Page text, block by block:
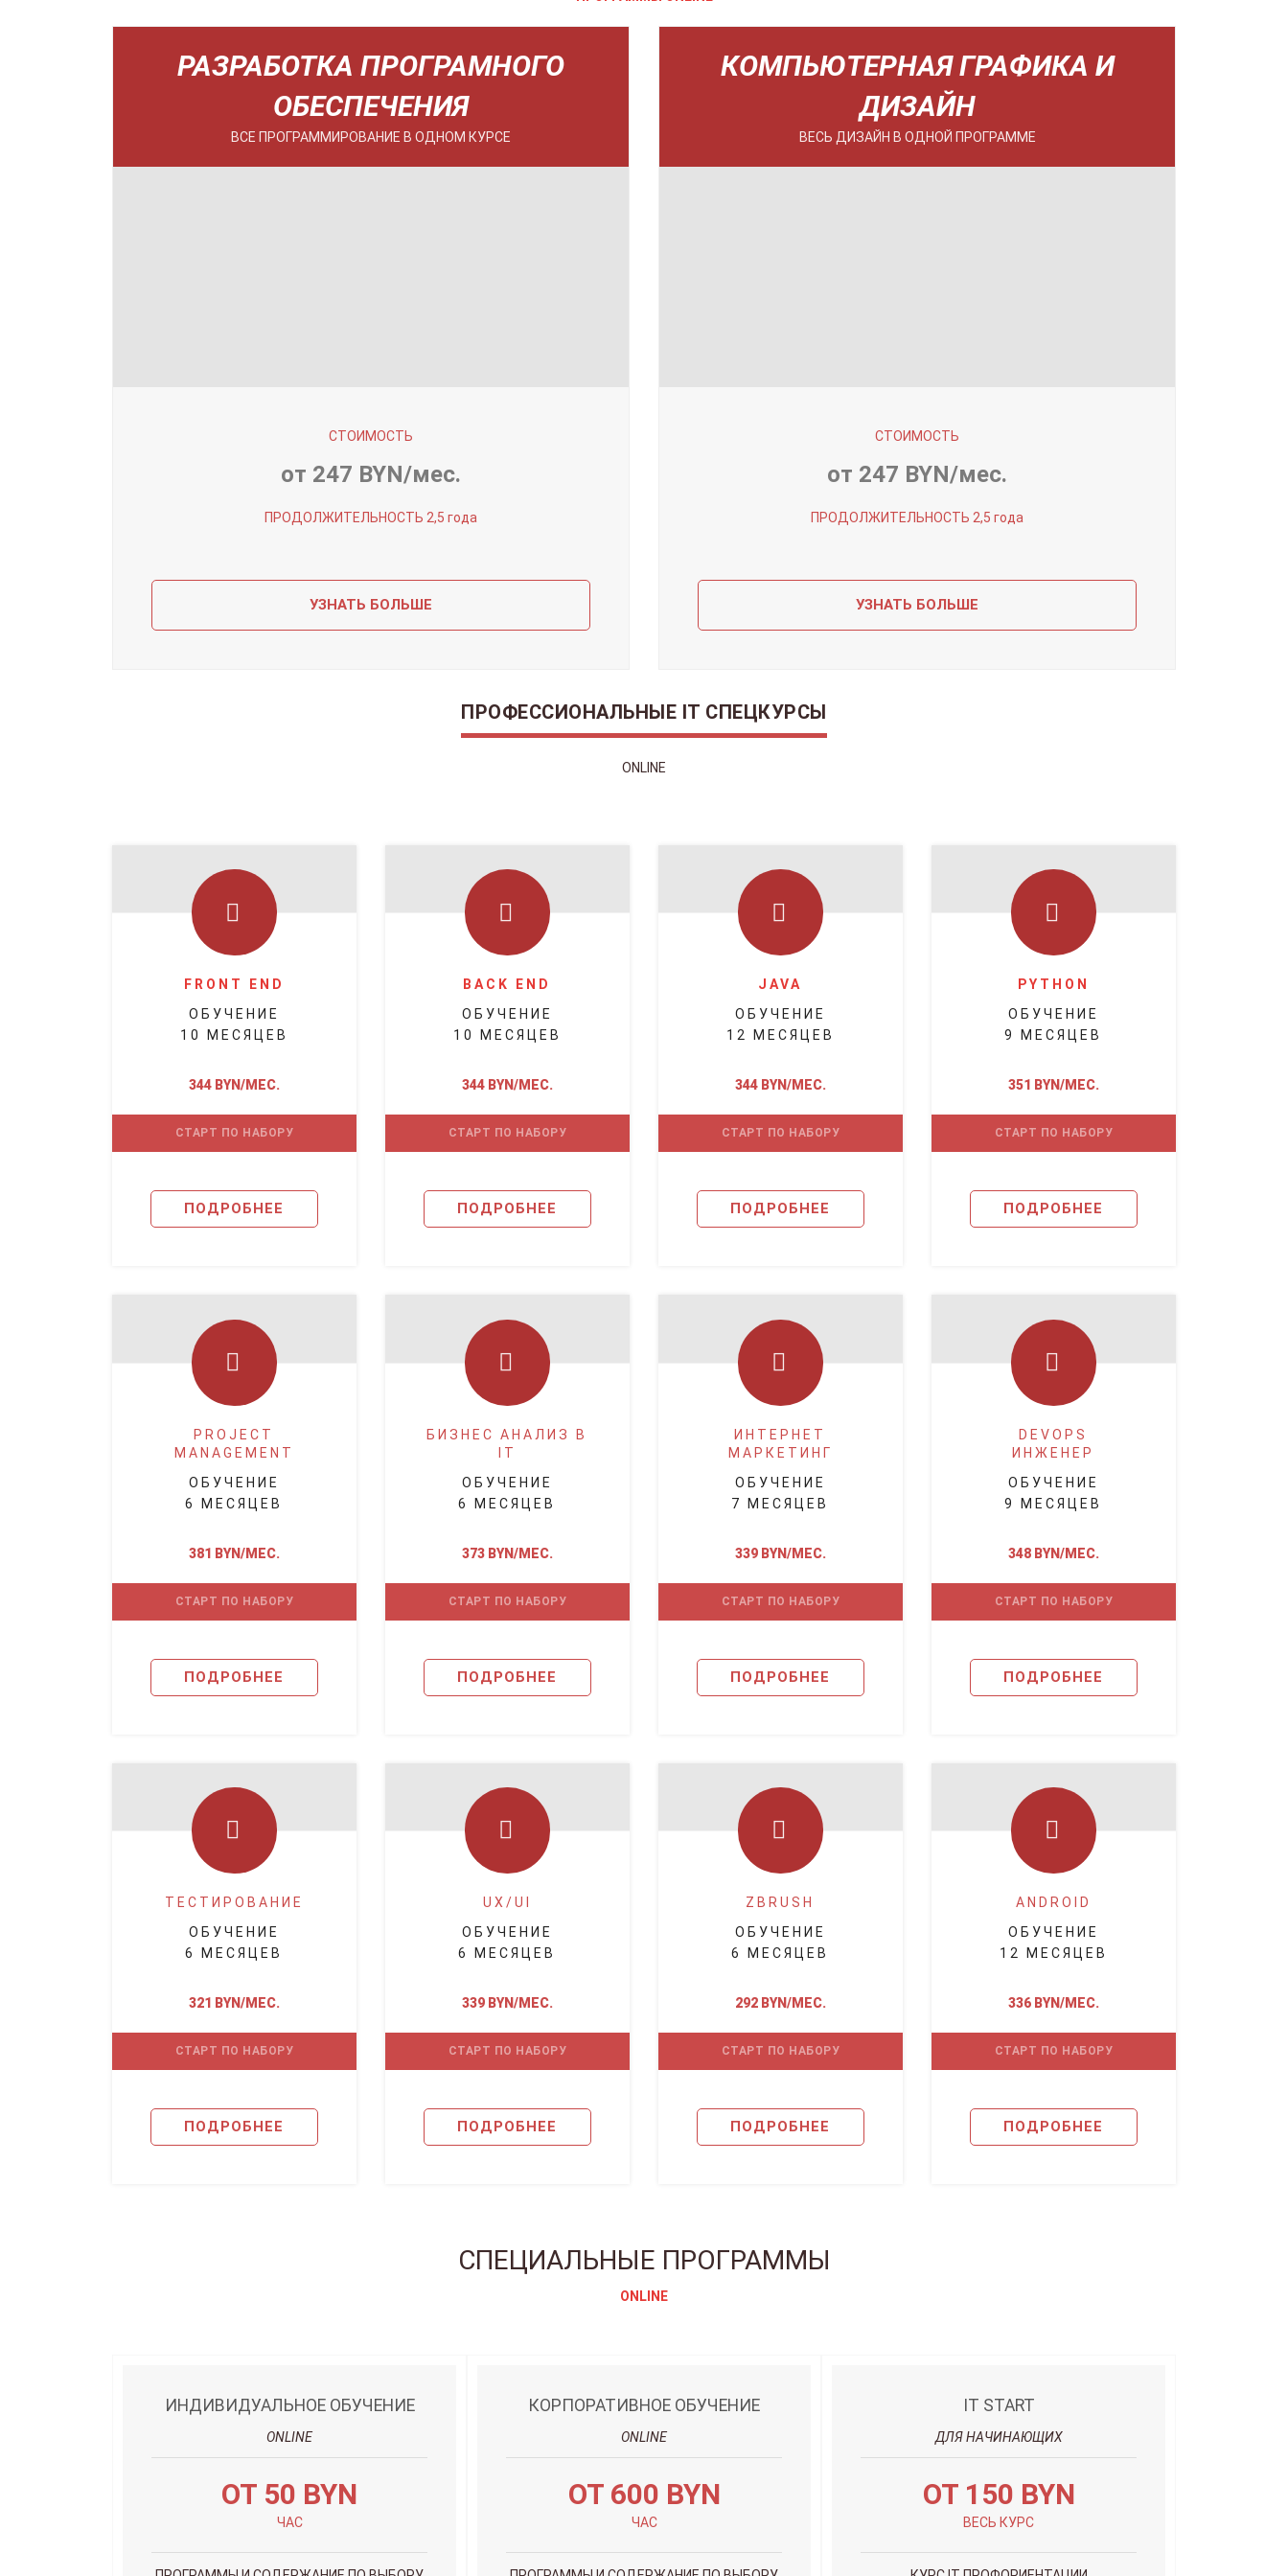
РАЗРАБОТКА ПРОГРАМНОГО
ОБЕСПЕЧЕНИЯ
ВСЕ ПРОГРАММИРОВАНИЕ В ОДНОМ КУРСЕ
СТОИМОСТЬ
от 247 BYN/мес.
ПРОДОЛЖИТЕЛЬНОСТЬ 2,5 года
УЗНАТЬ БОЛЬШЕ
КОМПЬЮТЕРНАЯ ГРАФИКА И
ДИЗАЙН
ВЕСЬ ДИЗАЙН В ОДНОЙ ПРОГРАММЕ
СТОИМОСТЬ
от 247 BYN/мес.
ПРОДОЛЖИТЕЛЬНОСТЬ 2,5 года
УЗНАТЬ БОЛЬШЕ
ПРОФЕССИОНАЛЬНЫЕ IT СПЕЦКУРСЫ
ONLINE
FRONT END
ОБУЧЕНИЕ
10 МЕСЯЦЕВ
344 BYN/МЕС.
СТАРТ ПО НАБОРУ
ПОДРОБНЕЕ
BACK END
ОБУЧЕНИЕ
10 МЕСЯЦЕВ
344 BYN/МЕС.
СТАРТ ПО НАБОРУ
ПОДРОБНЕЕ
JAVA
ОБУЧЕНИЕ
12 МЕСЯЦЕВ
344 BYN/МЕС.
СТАРТ ПО НАБОРУ
ПОДРОБНЕЕ
PYTHON
ОБУЧЕНИЕ
9 МЕСЯЦЕВ
351 BYN/МЕС.
СТАРТ ПО НАБОРУ
ПОДРОБНЕЕ
PROJECT
MANAGEMENT
ОБУЧЕНИЕ
6 МЕСЯЦЕВ
381 BYN/МЕС.
СТАРТ ПО НАБОРУ
ПОДРОБНЕЕ
БИЗНЕС АНАЛИЗ В
IT
ОБУЧЕНИЕ
6 МЕСЯЦЕВ
373 BYN/МЕС.
СТАРТ ПО НАБОРУ
ПОДРОБНЕЕ
ИНТЕРНЕТ
МАРКЕТИНГ
ОБУЧЕНИЕ
7 МЕСЯЦЕВ
339 BYN/МЕС.
СТАРТ ПО НАБОРУ
ПОДРОБНЕЕ
DEVOPS
ИНЖЕНЕР
ОБУЧЕНИЕ
9 МЕСЯЦЕВ
348 BYN/МЕС.
СТАРТ ПО НАБОРУ
ПОДРОБНЕЕ
ТЕСТИРОВАНИЕ
ОБУЧЕНИЕ
6 МЕСЯЦЕВ
321 BYN/МЕС.
СТАРТ ПО НАБОРУ
ПОДРОБНЕЕ
UX/UI
ОБУЧЕНИЕ
6 МЕСЯЦЕВ
339 BYN/МЕС.
СТАРТ ПО НАБОРУ
ПОДРОБНЕЕ
ZBRUSH
ОБУЧЕНИЕ
6 МЕСЯЦЕВ
292 BYN/МЕС.
СТАРТ ПО НАБОРУ
ПОДРОБНЕЕ
ANDROID
ОБУЧЕНИЕ
12 МЕСЯЦЕВ
336 BYN/МЕС.
СТАРТ ПО НАБОРУ
ПОДРОБНЕЕ
СПЕЦИАЛЬНЫЕ ПРОГРАММЫ
ONLINE
ИНДИВИДУАЛЬНОЕ ОБУЧЕНИЕ
ONLINE
ОТ 50 BYN
ЧАС
КОРПОРАТИВНОЕ ОБУЧЕНИЕ
ONLINE
ОТ 600 BYN
ЧАС
IT START
ДЛЯ НАЧИНАЮЩИХ
ОТ 150 BYN
ВЕСЬ КУРС